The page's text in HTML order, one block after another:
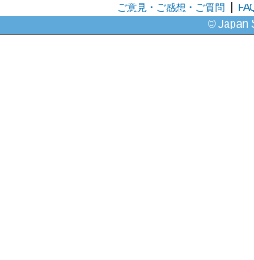
ご意見・ご感想・ご質問
© Japan